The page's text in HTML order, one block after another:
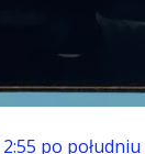
2:55 po południu